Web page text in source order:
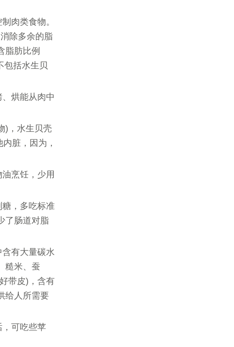
肉类食物。
除多余的脂
脂肪比例
包括水生贝
烘能从肉中
)，水生贝壳
脏，因为，
烹饪，少用
，多吃标准
了肠道对脂
有大量碳水
糙米、蚕
带皮)，含有
给人所需要
可吃些苹